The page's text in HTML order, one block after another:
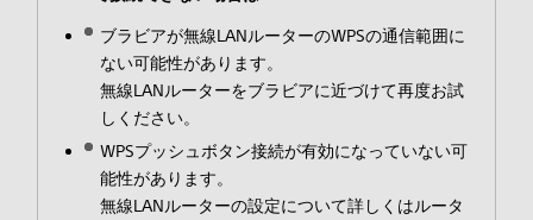
ブラビアが無線LANルーターのWPSの通信範囲に
ない可能性があります。
無線LANルーターをブラビアに近づけて再度お試
しください。
WPSプッシュボタン接続が有効になっていない可
能性があります。
無線LANルーターの設定について詳しくはルータ